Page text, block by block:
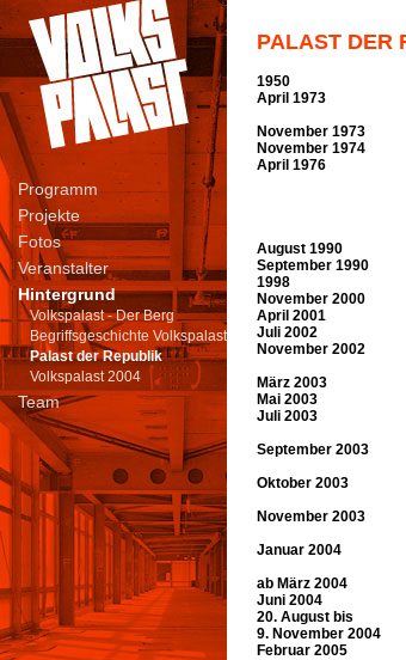
Programm
Projekte
Fotos
Veranstalter
Hintergrund
Volkspalast - Der Berg
Begriffsgeschichte Volkspalast
Palast der Republik
Volkspalast 2004
Team
PALAST DER
1950
April 1973
November 1973
November 1974
April 1976
August 1990
September 1990
1998
November 2000
April 2001
Juli 2002
November 2002
März 2003
Mai 2003
Juli 2003
September 2003
Oktober 2003
November 2003
Januar 2004
ab März 2004
Juni 2004
20. August bis
9. November 2004
Februar 2005